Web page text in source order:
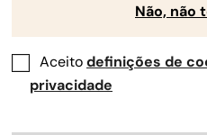
Help Center > Produto e
Cultivo > Cultivo
Não, não
Aceitodefinições de
privacidade